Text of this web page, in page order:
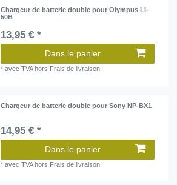
Chargeur de batterie double pour Olympus LI-
50B
13,95 € *
Dans le panier
*avec TVAhors Frais de livraison
Chargeur de batterie double pour Sony NP-BX1
14,95 € *
Dans le panier
*avec TVAhors Frais de livraison